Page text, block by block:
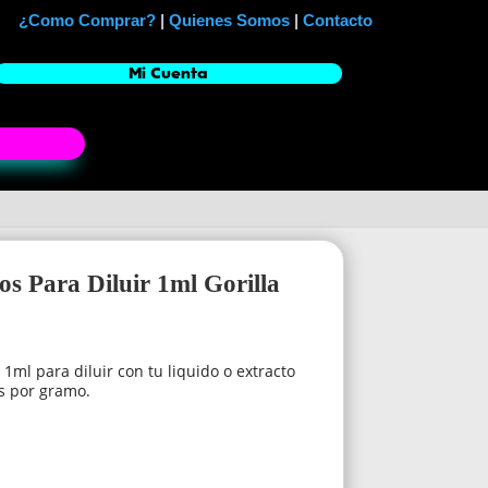
¿Como Comprar? |Quienes Somos |Contacto
Mi Cuenta
Para Diluir 1ml Gorilla
1ml para diluir con tu liquido o extracto
por gramo.